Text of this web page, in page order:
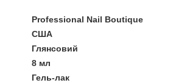
Professional Nail Boutique
США
Глянсовий
8 мл
Гель-лак